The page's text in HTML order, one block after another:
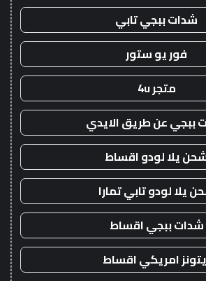
شدات ببجي تابي
فور يو ستور
متجر 4u
ببجي عن طريق الايدي
يلا لودو اقساط
يلا لودو تابي تمارا
شدات ببجي اقساط
امريكي اقساط